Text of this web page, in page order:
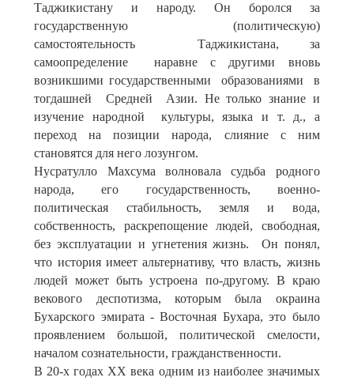
Таджикистану и народу. Он боролся за
государственную (политическую)
самостоятельность Таджикистана, за
самоопределение наравне с другими вновь
возникшими государственными образованиями в
тогдашней Средней Азии. Не только знание и
изучение народной культуры, языка и т. д., а
переход на позиции народа, слияние с ним
становятся для него лозунгом.
Нусратулло Махсума волновала судьба родного
народа, его государственность, военно-
политическая стабильность, земля и вода,
собственность, раскрепощение людей, свободная,
без эксплуатации и угнетения жизнь. Он понял,
что история имеет альтернативу, что власть, жизнь
людей может быть устроена по-другому. В краю
векового деспотизма, которым была окраина
Бухарского эмирата - Восточная Бухара, это было
проявлением большой, политической смелости,
началом сознательности, гражданственности.
В 20-х годах XX века одним из наиболее значимых